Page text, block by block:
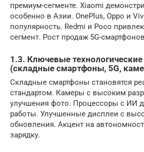
премиум-сегменте. Xiaomi
особенно в Азии. OnePlus, Oppo и
популярность. Redmi и Poco
сегмент. Рост продаж 5G-
1.3. Ключевые
(складные смартфоны, 5G,
Складные смартфоны становятся
стандартом. Камеры с высоким
улучшения фото. Процессоры с ИИ
работы. Улучшенные дисплеи с
обновления. Акцент на
зарядку.